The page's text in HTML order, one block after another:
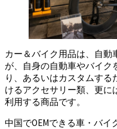
カー＆バイク用品は、自動
が、自身の自動車やバイク
り、あるいはカスタムす
けるアクセサリー類、更に
利用する商品です。
中国でOEMできる車・バイ